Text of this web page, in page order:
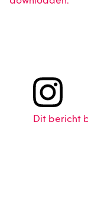
Dit bericht